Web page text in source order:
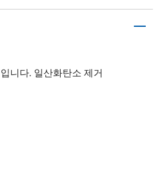
니다. 일산화탄소 제거